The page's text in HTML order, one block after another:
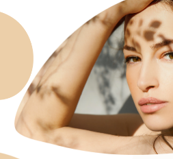
Soins
Je veux faire un bon cadeau
Plan d’accès
Prendre RDV